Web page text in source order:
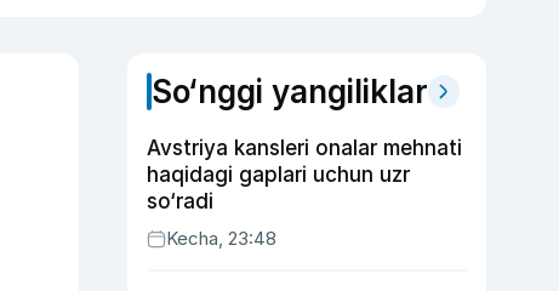
So‘nggi yangiliklar
Avstriya kansleri onalar mehnati
haqidagi gaplari uchun uzr
so‘radi
Kecha, 23:48